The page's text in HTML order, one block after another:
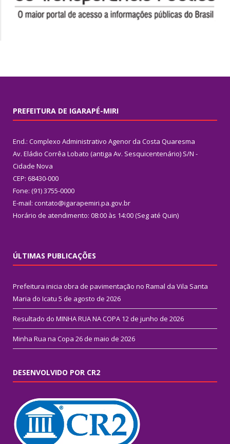
PREFEITURA DE IGARAPÉ-MIRI
End.: Complexo Administrativo Agenor da Costa Quaresma
Av. Eládio Corrêa Lobato (antiga Av. Sesquicentenário) S/N -
Cidade Nova
CEP: 68430-000
Fone: (91) 3755-0000
E-mail: contato@igarapemiri.pa.gov.br
Horário de atendimento: 08:00 às 14:00 (Seg até Quin)
ÚLTIMAS PUBLICAÇÕES
Prefeitura inicia obra de pavimentação no Ramal da Vila Santa
Maria do Icatu 5 de agosto de 2026
Resultado do MINHA RUA NA COPA 12 de junho de 2026
Minha Rua na Copa 26 de maio de 2026
DESENVOLVIDO POR CR2